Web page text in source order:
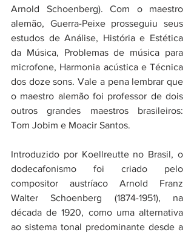
Arnold Schoenberg). Com o maestro
alemão, Guerra-Peixe prosseguiu seus
estudos de Análise, História e Estética
da Música, Problemas de música para
microfone, Harmonia acústica e Técnica
dos doze sons. Vale a pena lembrar que
o maestro alemão foi professor de dois
outros grandes maestros brasileiros:
Tom Jobim e Moacir Santos.
Introduzido por Koellreutte no Brasil, o
dodecafonismo foi criado pelo
compositor austríaco Arnold Franz
Walter Schoenberg (1874-1951), na
década de 1920, como uma alternativa
ao sistema tonal predominante desde a